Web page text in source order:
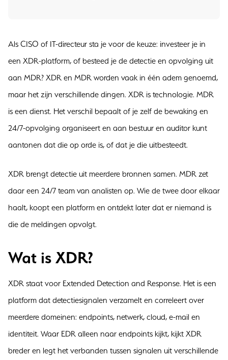
Als CISO of IT-directeur sta je voor de keuze: investeer je in
een XDR-platform, of besteed je de detectie en opvolging uit
aan MDR? XDR en MDR worden vaak in één adem genoemd,
maar het zijn verschillende dingen. XDR is technologie. MDR
is een dienst. Het verschil bepaalt of je zelf de bewaking en
24/7-opvolging organiseert en aan bestuur en auditor kunt
aantonen dat die op orde is, of dat je die uitbesteedt.
XDR brengt detectie uit meerdere bronnen samen. MDR zet
daar een 24/7 team van analisten op. Wie de twee door elkaar
haalt, koopt een platform en ontdekt later dat er niemand is
die de meldingen opvolgt.
Wat is XDR?
XDR staat voor Extended Detection and Response. Het is een
platform dat detectiesignalen verzamelt en correleert over
meerdere domeinen: endpoints, netwerk, cloud, e-mail en
identiteit. Waar EDR alleen naar endpoints kijkt, kijkt XDR
breder en legt het verbanden tussen signalen uit verschillende